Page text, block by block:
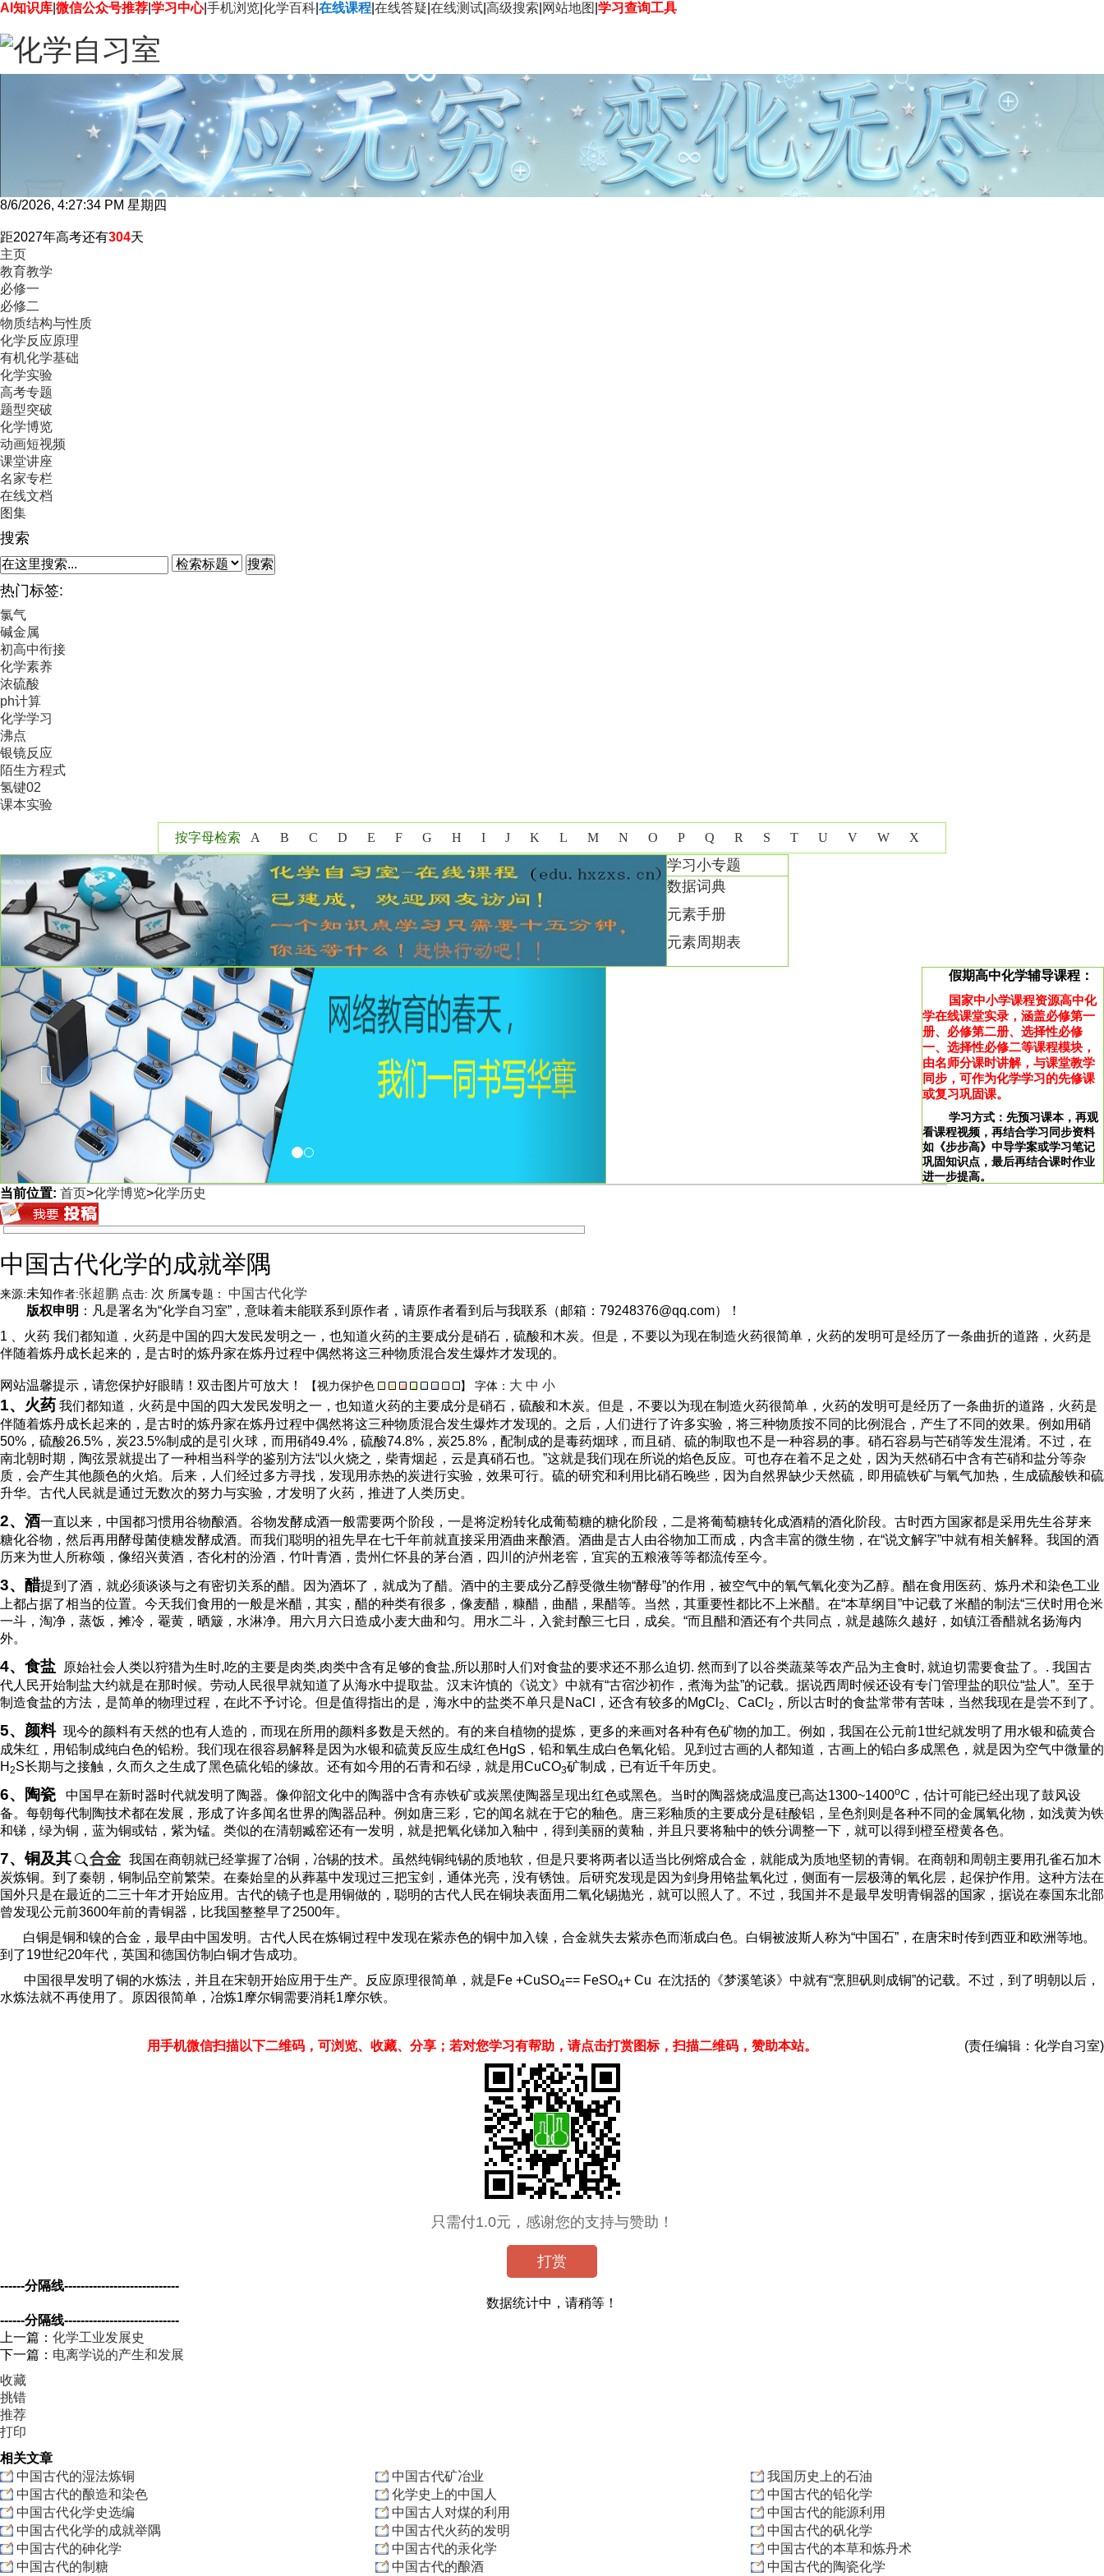
AI知识库 微信公众号推荐 学习中心|手机浏览 化学百科 在线课程 在线答疑 在线测试 高级搜索 网站地图 学习查询工具
8/6/2026, 4:27:35 PM 星期四
距2027年高考还有304天
主页
教育教学
必修一
必修二
物质结构与性质
化学反应原理
有机化学基础
化学实验
高考专题
题型突破
化学博览
动画短视频
课堂讲座
名家专栏
在线文档
图集
搜索
搜索
热门标签:
氯气
碱金属
初高中衔接
化学素养
浓硫酸
ph计算
化学学习
沸点
银镜反应
陌生方程式
氢键02
课本实验
按字母检索 A B C D E F G H I J K L M N O P Q R S T U V W X
Y Z
学习小专题
数据词典
元素手册
元素周期表
Previous 假期高中化学辅导课程：
国家中小学课程资源高中化
学在线课堂实录，涵盖必修第一
册、必修第二册、选择性必修
一、选择性必修二等课程模块，
由名师分课时讲解，与课堂教学
同步，可作为化学学习的先修课
或复习巩固课。
学习方式：先预习课本，再观
看课程视频，再结合学习同步资料
如《步步高》中导学案或学习笔记
巩固知识点，最后再结合课时作业
进一步提高。
<
当前位置: 首页>化学博览>化学历史
中国古代化学的成就举隅
来源:未知作者:张超鹏 点击: 次 所属专题：
中国古代化学
版权申明 ：凡是署名为“化学自习室”，意味着未能联系到原作者，请原作者看到后与我联系（邮箱：79248376@qq.com）！
1 、火药 我们都知道，火药是中国的四大发民发明之一，也知道火药的主要成分是硝石，硫酸和木炭。但是，不要以为现在制造火药很简单，火药的发明可是经历了一条曲折的道路，火药是
伴随着炼丹成长起来的，是古时的炼丹家在炼丹过程中偶然将这三种物质混合发生爆炸才发现的。
网站温馨提示，请您保护好眼睛！双击图片可放大！ 【视力保护色 】 字体： 大 中 小
1、火药 我们都知道，火药是中国的四大发民发明之一，也知道火药的主要成分是硝石，硫酸和木炭。但是，不要以为现在制造火药很简单，火药的发明可是经历了一条曲折的道路，火药是
伴随着炼丹成长起来的，是古时的炼丹家在炼丹过程中偶然将这三种物质混合发生爆炸才发现的。之后，人们进行了许多实验，将三种物质按不同的比例混合，产生了不同的效果。例如用硝
50% ，硫酸26.5% ，炭23.5%制成的是引火球，而用硝49.4% ，硫酸74.8% ，炭25.8% ，配制成的是毒药烟球，而且硝、硫的制取也不是一种容易的事。硝石容易与芒硝等发生混淆。不过，在
南北朝时期，陶弦景就提出了一种相当科学的鉴别方法“以火烧之，柴青烟起，云是真硝石也。”这就是我们现在所说的焰色反应。可也存在着不足之处，因为天然硝石中含有芒硝和盐分等杂
质，会产生其他颜色的火焰。后来，人们经过多方寻找，发现用赤热的炭进行实验，效果可行。硫的研究和利用比硝石晚些，因为自然界缺少天然硫，即用硫铁矿与氧气加热，生成硫酸铁和硫
升华。古代人民就是通过无数次的努力与实验，才发明了火药，推进了人类历史。
2、酒一直以来，中国都习惯用谷物酿酒。谷物发酵成酒一般需要两个阶段，一是将淀粉转化成葡萄糖的糖化阶段，二是将葡萄糖转化成酒精的酒化阶段。古时西方国家都是采用先生谷芽来
糖化谷物，然后再用酵母菌使糖发酵成酒。而我们聪明的祖先早在七千年前就直接采用酒曲来酿酒。酒曲是古人由谷物加工而成，内含丰富的微生物，在“说文解字”中就有相关解释。我国的酒
历来为世人所称颂，像绍兴黄酒，杏化村的汾酒，竹叶青酒，贵州仁怀县的茅台酒，四川的泸州老窖，宜宾的五粮液等等都流传至今。
3、醋提到了酒，就必须谈谈与之有密切关系的醋。因为酒坏了，就成为了醋。酒中的主要成分乙醇受微生物“酵母”的作用，被空气中的氧气氧化变为乙醇。醋在食用医药、炼丹术和染色工业
上都占据了相当的位置。今天我们食用的一般是米醋，其实，醋的种类有很多，像麦醋，糠醋，曲醋，果醋等。当然，其重要性都比不上米醋。在“本草纲目”中记载了米醋的制法“三伏时用仓米
一斗，淘净，蒸饭，摊冷，罨黄，晒簸，水淋净。用六月六日造成小麦大曲和匀。用水二斗，入瓮封酿三七日，成矣。“而且醋和酒还有个共同点，就是越陈久越好，如镇江香醋就名扬海内
外。
4、食盐 原始社会人类以狩猎为生时,吃的主要是肉类,肉类中含有足够的食盐,所以那时人们对食盐的要求还不那么迫切. 然而到了以谷类蔬菜等农产品为主食时, 就迫切需要食盐了。 . 我国古
代人民开始制盐大约就是在那时候。劳动人民很早就知道了从海水中提取盐。汉末许慎的《说文》中就有“古宿沙初作，煮海为盐”的记载。据说西周时候还设有专门管理盐的职位“盐人”。至于
制造食盐的方法，是简单的物理过程，在此不予讨论。但是值得指出的是，海水中的盐类不单只是NaCl ，还含有较多的MgCl 2 CaCl 2 ，所以古时的食盐常带有苦味，当然我现在是尝不到了。
5、颜料 现今的颜料有天然的也有人造的，而现在所用的颜料多数是天然的。有的来自植物的提炼，更多的来画对各种有色矿物的加工。例如，我国在公元前1世纪就发明了用水银和硫黄合
成朱红，用铅制成纯白色的铅粉。我们现在很容易解释是因为水银和硫黄反应生成红色HgS ，铅和氧生成白色氧化铅。见到过古画的人都知道，古画上的铅白多成黑色，就是因为空气中微量的
H 2S长期与之接触，久而久之生成了黑色硫化铅的缘故。还有如今用的石青和石绿，就是用CuCO3矿制成，已有近千年历史。
6、陶瓷 中国早在新时器时代就发明了陶器。像仰韶文化中的陶器中含有赤铁矿或炭黑使陶器呈现出红色或黑色。当时的陶器烧成温度已高达1300~1400oC ，估计可能已经出现了鼓风设
备。每朝每代制陶技术都在发展，形成了许多闻名世界的陶器品种。例如唐三彩，它的闻名就在于它的釉色。唐三彩釉质的主要成分是硅酸铝，呈色剂则是各种不同的金属氧化物，如浅黄为铁
和锑，绿为铜，蓝为铜或钴，紫为锰。类似的在清朝臧窑还有一发明，就是把氧化锑加入釉中，得到美丽的黄釉，并且只要将釉中的铁分调整一下，就可以得到橙至橙黄各色。
7、铜及其 合金 我国在商朝就已经掌握了冶铜，冶锡的技术。虽然纯铜纯锡的质地软，但是只要将两者以适当比例熔成合金，就能成为质地坚韧的青铜。在商朝和周朝主要用孔雀石加木
炭炼铜。到了秦朝，铜制品空前繁荣。在秦始皇的从葬墓中发现过三把宝剑，通体光亮，没有锈蚀。后研究发现是因为剑身用铬盐氧化过，侧面有一层极薄的氧化层，起保护作用。这种方法在
国外只是在最近的二三十年才开始应用。古代的镜子也是用铜做的，聪明的古代人民在铜块表面用二氧化锡抛光，就可以照人了。不过，我国并不是最早发明青铜器的国家，据说在泰国东北部
曾发现公元前3600年前的青铜器，比我国整整早了2500年。
白铜是铜和镍的合金，最早由中国发明。古代人民在炼铜过程中发现在紫赤色的铜中加入镍，合金就失去紫赤色而渐成白色。白铜被波斯人称为“中国石”，在唐宋时传到西亚和欧洲等地。
到了19世纪20年代，英国和德国仿制白铜才告成功。
中国很早发明了铜的水炼法，并且在宋朝开始应用于生产。反应原理很简单，就是Fe +CuSO4== FeSO4+ Cu 在沈括的《梦溪笔谈》中就有“烹胆矾则成铜”的记载。不过，到了明朝以后，
水炼法就不再使用了。原因很简单，冶炼1摩尔铜需要消耗1摩尔铁。
(责任编辑：化学自习室)
用手机微信扫描以下二维码，可浏览、收藏、分享；若对您学习有帮助，请点击打赏图标，扫描二维码，赞助本站。
只需付1.0元，感谢您的支持与赞助！
打赏
------分隔线----------------------------
数据统计中，请稍等！
------分隔线----------------------------
上一篇： 化学工业发展史
下一篇： 电离学说的产生和发展
收藏
挑错
推荐
打印
相关文章
中国古代的湿法炼铜
中国古代矿冶业
我国历史上的石油
中国古代的酿造和染色
化学史上的中国人
中国古代的铅化学
中国古代化学史选编
中国古人对煤的利用
中国古代的能源利用
中国古代化学的成就举隅
中国古代火药的发明
中国古代的矾化学
中国古代的砷化学
中国古代的汞化学
中国古代的本草和炼丹术
中国古代的制糖
中国古代的酿酒 中国古代的陶瓷化学